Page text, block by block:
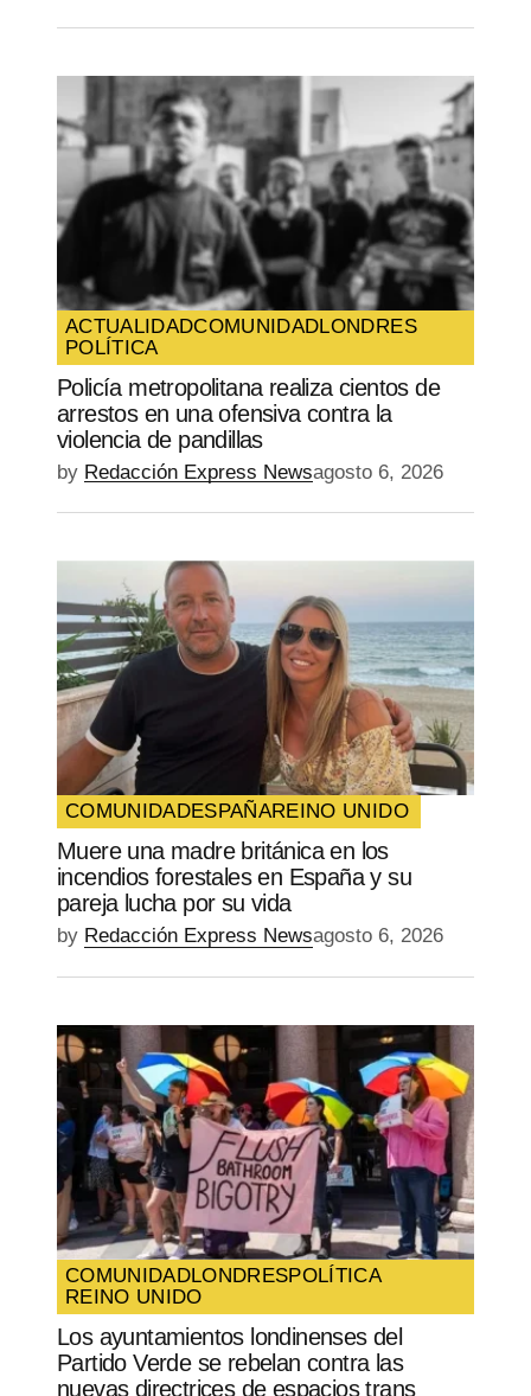
ACTUALIDADCOMUNIDADLONDRES
POLÍTICA
Policía metropolitana realiza cientos de
arrestos en una ofensiva contra la
violencia de pandillas
by Redacción Express Newsagosto 6, 2026
COMUNIDADESPAÑAREINO UNIDO
Muere una madre británica en los
incendios forestales en España y su
pareja lucha por su vida
by Redacción Express Newsagosto 6, 2026
COMUNIDADLONDRESPOLÍTICA
REINO UNIDO
Los ayuntamientos londinenses del
Partido Verde se rebelan contra las
nuevas directrices de espacios trans